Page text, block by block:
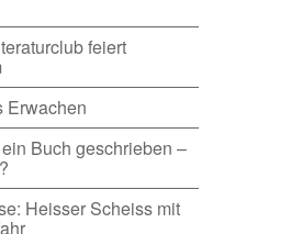
feiert
Erwachen
Buch geschrieben –
Heisser Scheiss mit